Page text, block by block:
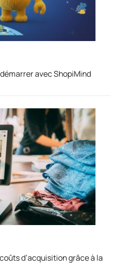
avec ShopiMind
d’acquisition grâce à la